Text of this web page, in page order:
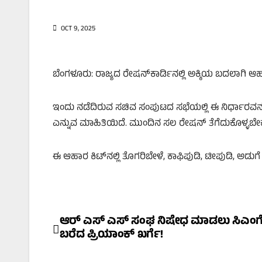
OCT 9, 2025
ಬೆಂಗಳೂರು: ರಾಜ್ಯದ ರೇಷನ್‌ಕಾರ್ಡಿನಲ್ಲಿ ಅಕ್ಕಿಯ ಬದಲಾಗಿ
ಇಂದು ನಡೆದಿರುವ ಸಚಿವ ಸಂಪುಟದ ಸಭೆಯಲ್ಲಿ ಈ
ಎನ್ನುವ ಮಾಹಿತಿಯಿದೆ. ಮುಂದಿನ ಸಲ ರೇಷನ್‌
ಈ ಆಹಾರ ಕಿಟ್‌ನಲ್ಲಿ ತೊಗರಿಬೇಳೆ, ಕಾಫಿಪುಡಿ, ಟೀಪುಡಿ,
Post
ಆರ್‌ ಎಸ್‌ ಎಸ್‌ ಸಂಘ ನಿಷೇಧ ಮಾಡಲು ಸಿಎಂಗೆ
ಬರೆದ ಪ್ರಿಯಾಂಕ್‌ ಖರ್ಗೆ!